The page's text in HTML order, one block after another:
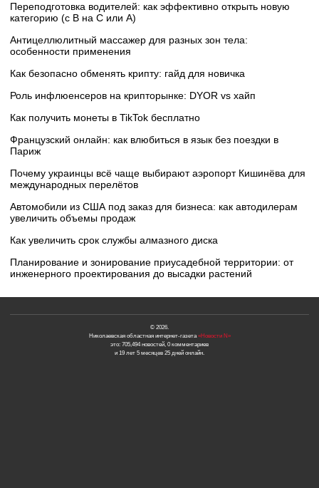
Переподготовка водителей: как эффективно открыть новую
категорию (с B на C или А)
Антицеллюлитный массажер для разных зон тела:
особенности применения
Как безопасно обменять крипту: гайд для новичка
Роль инфлюенсеров на крипторынке: DYOR vs хайп
Как получить монеты в TikTok бесплатно
Французский онлайн: как влюбиться в язык без поездки в
Париж
Почему украинцы всё чаще выбирают аэропорт Кишинёва для
международных перелётов
Автомобили из США под заказ для бизнеса: как автодилерам
увеличить объемы продаж
Как увеличить срок службы алмазного диска
Планирование и зонирование приусадебной территории: от
инженерного проектирования до высадки растений
© 2026.
Николаевская областная интернет-газета«Новости N»
это: 705,494 новостей, 0 комментариев
и 19 лет 5 месяцев 25 дней онлайн.